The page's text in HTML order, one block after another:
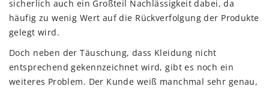
sicherlich auch ein Großteil Nachlässigkeit dabei, da
häufig zu wenig Wert auf die Rückverfolgung der Produkte
gelegt wird.
Doch neben der Täuschung, dass Kleidung nicht
entsprechend gekennzeichnet wird, gibt es noch ein
weiteres Problem. Der Kunde weiß manchmal sehr genau,